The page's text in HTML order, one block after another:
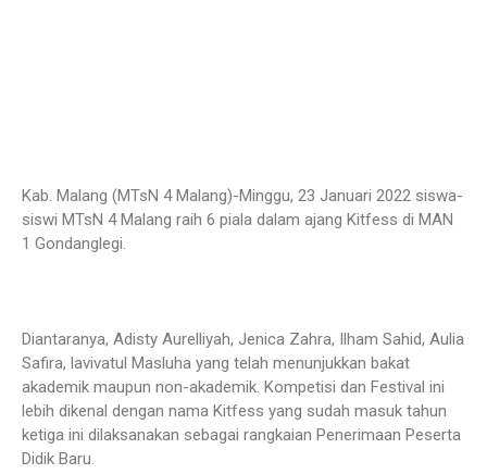
Kab. Malang (MTsN 4 Malang)-Minggu, 23 Januari 2022 siswa-
siswi MTsN 4 Malang raih 6 piala dalam ajang Kitfess di MAN
1 Gondanglegi.
Diantaranya, Adisty Aurelliyah, Jenica Zahra, Ilham Sahid, Aulia
Safira, lavivatul Masluha yang telah menunjukkan bakat
akademik maupun non-akademik. Kompetisi dan Festival ini
lebih dikenal dengan nama Kitfess yang sudah masuk tahun
ketiga ini dilaksanakan sebagai rangkaian Penerimaan Peserta
Didik Baru.